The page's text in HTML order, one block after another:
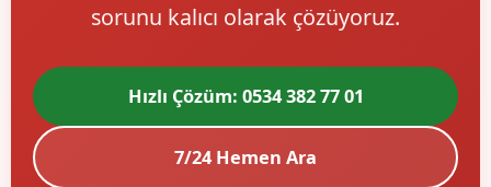
sorunu kalıcı olarak çözüyoruz.
Hızlı Çözüm: 0534 382 77 01
7/24 Hemen Ara